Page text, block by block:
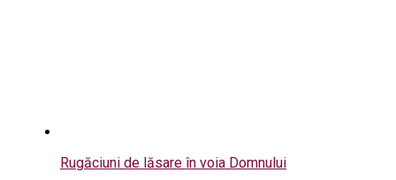
Rugăciuni de lăsare în voia Domnului